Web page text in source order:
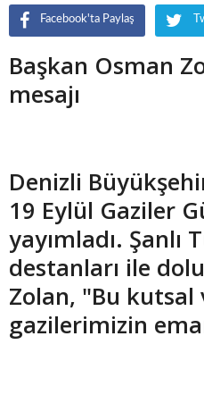
Facebook'ta Paylaş
Başkan Osman
mesajı
Denizli
19 Eylül Gaziler
yayımladı.
destanları ile
Zolan, "Bu
gazilerimizin